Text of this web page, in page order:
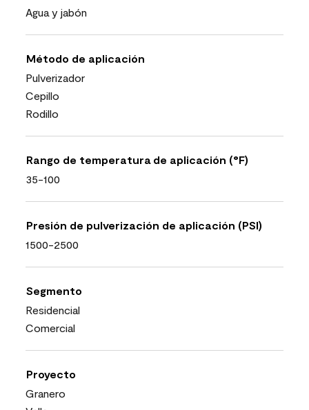
Agua y jabón
Método de aplicación
Pulverizador
Cepillo
Rodillo
Rango de temperatura de aplicación (°F)
35-100
Presión de pulverización de aplicación (PSI)
1500-2500
Segmento
Residencial
Comercial
Proyecto
Granero